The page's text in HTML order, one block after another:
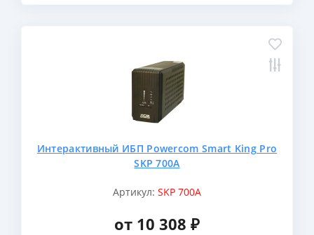
Интерактивный ИБП Powercom Smart King Pro
SKP 700A
Артикул: SKP 700A
от 10 308 ₽